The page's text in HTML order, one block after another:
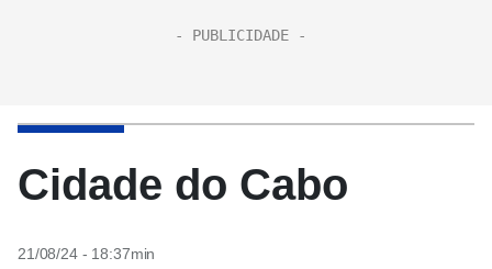
Cidade do Cabo
21/08/24 - 18:37min